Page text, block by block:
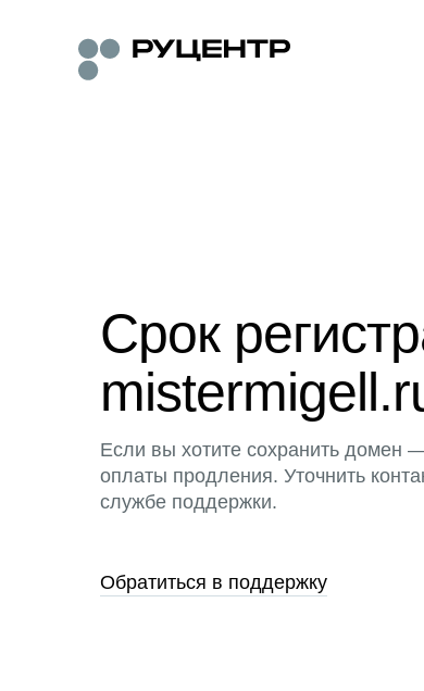
Срок
Если вы хотите сохранить домен
оплаты продления. Уточнить
службе поддержки.
Обратиться в поддержку